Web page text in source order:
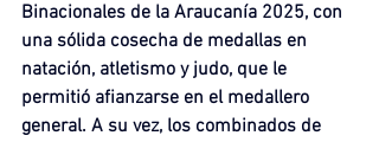
Binacionales de la Araucanía 2025, con
una sólida cosecha de medallas en
natación, atletismo y judo, que le
permitió afianzarse en el medallero
general. A su vez, los combinados de